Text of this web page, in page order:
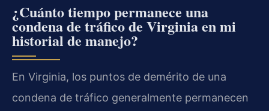
¿Cuánto tiempo permanece una
condena de tráfico de Virginia en mi
historial de manejo?
En Virginia, los puntos de demérito de una
condena de tráfico generalmente permanecen